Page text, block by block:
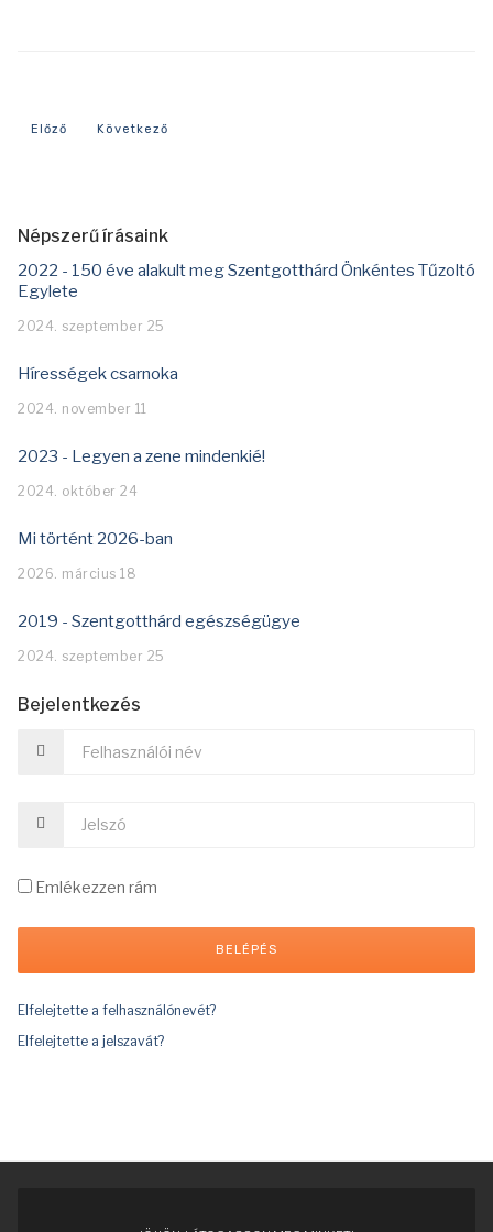
Előző cikk: Mi történt 2025-ben
Előző Következő cikk: Mi történt 2023-ban?
Következő
Népszerű írásaink
2022 - 150 éve alakult meg Szentgotthárd Önkéntes Tűzoltó
Egylete
2024. szeptember 25
Hírességek csarnoka
2024. november 11
2023 - Legyen a zene mindenkié!
2024. október 24
Mi történt 2026-ban
2026. március 18
2019 - Szentgotthárd egészségügye
2024. szeptember 25
Bejelentkezés
Emlékezzen rám
Elfelejtette a felhasználónevét?
Elfelejtette a jelszavát?